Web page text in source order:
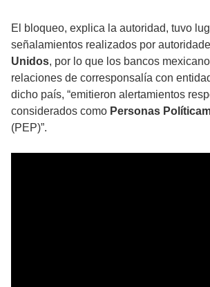
El bloqueo, explica la autoridad, tuvo
señalamientos realizados por
Unidos, por lo que los bancos
relaciones de corresponsalía con
dicho país, “emitieron alertamientos
considerados como Personas
(PEP)”.